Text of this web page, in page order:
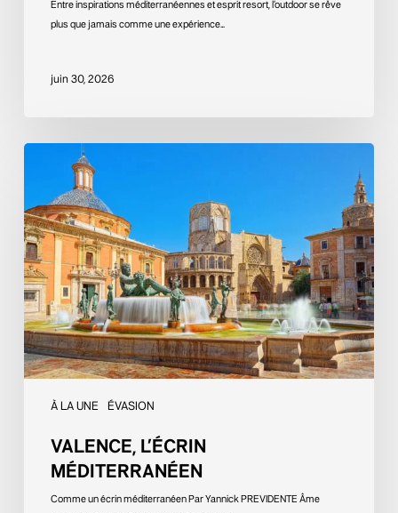
Entre inspirations méditerranéennes et esprit resort, l’outdoor se rêve
plus que jamais comme une expérience…
juin 30, 2026
À LA UNE ÉVASION
méditerranéen
VALENCE, L’ÉCRIN
MÉDITERRANÉEN
Comme un écrin méditerranéen Par Yannick PREVIDENTE Âme